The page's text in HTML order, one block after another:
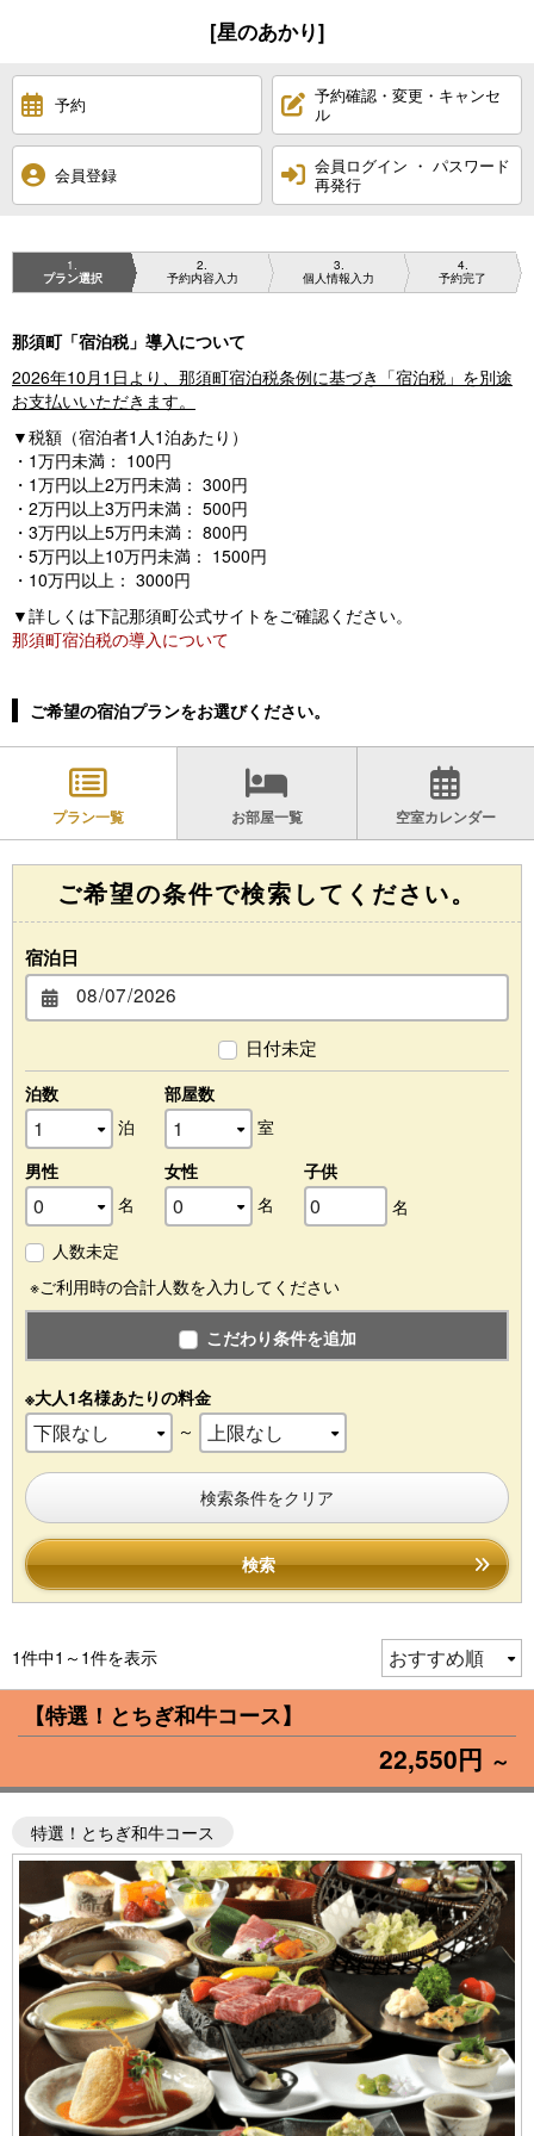
[星のあかり]
予約
予約確認・変更・キャンセ
ル
会員登録
会員ログイン ・ パスワード
再発行
1
プラン選択
2
予約内容入力
3
個人情報入力
4
予約完了
那須町「宿泊税」導入について
2026年10月1日より、那須町宿泊税条例に基づき「宿泊税」を別途
お支払いいただきます。
▼税額（宿泊者1人1泊あたり）
・1万円未満： 100円
・1万円以上2万円未満： 300円
・2万円以上3万円未満： 500円
・3万円以上5万円未満： 800円
・5万円以上10万円未満： 1500円
・10万円以上： 3000円
▼詳しくは下記那須町公式サイトをご確認ください。
那須町宿泊税の導入について
ご希望の宿泊プランをお選びください。
プラン一覧 お部屋一覧 空室カレンダー
ご希望の条件で検索してください。
宿泊日
日付未定
泊数
泊
部屋数
室
男性
名
女性
名
子供
名
人数未定
※ご利用時の合計人数を入力してください
こだわり条件を追加
※大人1名様あたりの料金
～
検索条件をクリア
検索
1件中1～1件を表示
【特選！とちぎ和牛コース】
22,550円 ～
特選！とちぎ和牛コース